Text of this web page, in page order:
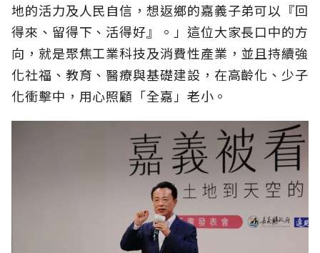
地的活力及人民自信，想返鄉的嘉義子弟可以『回
得來、留得下、活得好』。」這位大家長口中的方
向，就是聚焦工業科技及消費性產業，並且持續強
化社福、教育、醫療與基礎建設，在高齡化、少子
化衝擊中，用心照顧「全嘉」老小。